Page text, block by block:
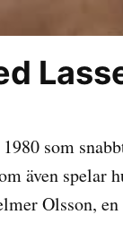
som
även
Olsson,